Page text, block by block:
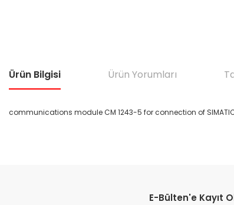
Ürün Bilgisi Ürün Yorumları
communications module CM 1243-5 for connection of
Ürün resmi kalitesiz, bozuk veya görüntülenemiyor.
E-Bülten'e Kayıt